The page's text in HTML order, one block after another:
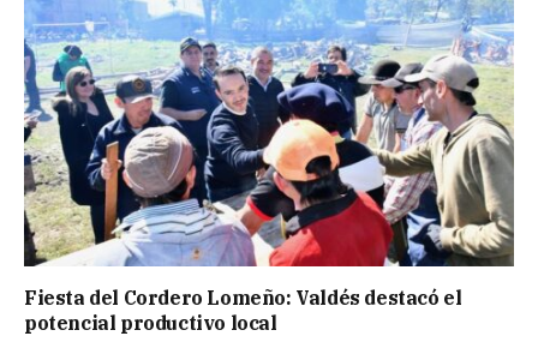
Fiesta del Cordero Lomeño: Valdés destacó el
potencial productivo local